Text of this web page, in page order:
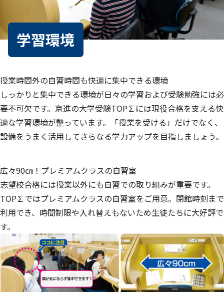
学習環境
授業時間外の自習時間も快適に集中できる環境
しっかりと集中できる環境が日々の学習および受験勉強には必
要不可欠です。京進の大学受験TOP∑には現役合格を支える快
適な学習環境が整っています。「授業を受ける」だけでなく、
設備をうまく活用してさらなる学力アップを目指しましょう。
広々90㎝！プレミアムクラスの自習室
志望校合格には授業以外にも自習での取り組みが重要です。
TOP∑ではプレミアムクラスの自習室をご用意。閉館時刻まで
利用でき、時間制限や入れ替えもないため生徒たちに大好評で
す。